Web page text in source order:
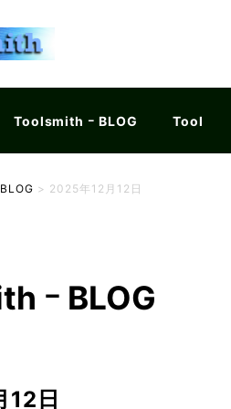
Toolsmith ｰ BLOG Tool
> 2025年12月12日
ｰ BLOG
日